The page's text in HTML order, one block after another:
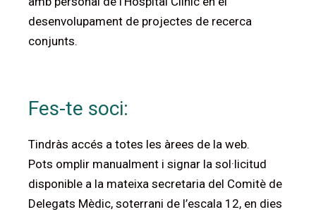
desenvolupament de projectes de recerca
conjunts.
Fes-te soci:
Tindràs accés a totes les àrees de la web.
Pots omplir manualment i signar la sol·licitud
disponible a la mateixa secretaria del Comitè de
Delegats Mèdic, soterrani de l’escala 12, en dies